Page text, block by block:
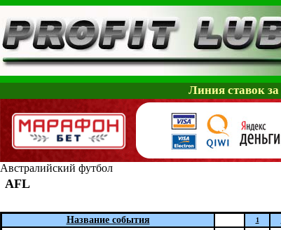
Линия ставок за
Австралийский футбол
AFL
Название события 1